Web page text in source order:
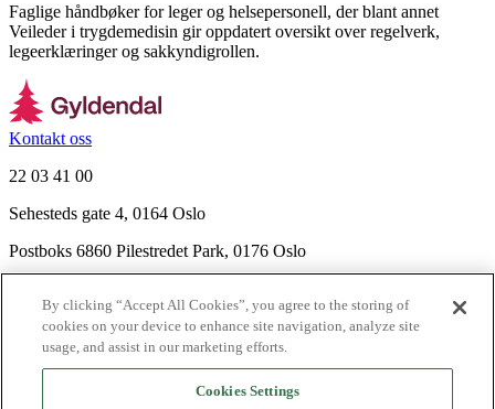
Faglige håndbøker for leger og helsepersonell, der blant annet
Veileder i trygdemedisin gir oppdatert oversikt over regelverk,
legeerklæringer og sakkyndigrollen.
Kontakt oss
22 03 41 00
Sehesteds gate 4, 0164 Oslo
Postboks 6860 Pilestredet Park, 0176 Oslo
Nyhetsbrev
Ledige stillinger
Send inn manus
By clicking “Accept All Cookies”, you agree to the storing of
cookies on your device to enhance site navigation, analyze site
usage, and assist in our marketing efforts.
Cookies Settings